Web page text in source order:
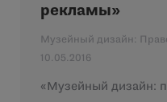
рекламы»
Музейный дизайн:
10.05.2016
«Музейный дизайн: